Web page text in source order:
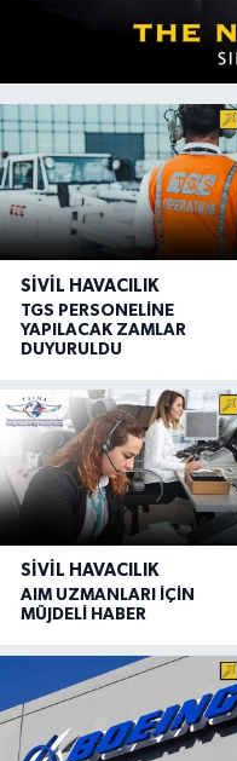
SIVIL HAVACILIK
TGS PERSONELİNE
YAPILACAK ZAMLAR
DUYURULDU
SIVIL HAVACILIK
AIM UZMANLARI İÇİN
MÜJDELİ HABER